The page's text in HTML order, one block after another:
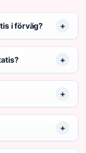
i förväg?